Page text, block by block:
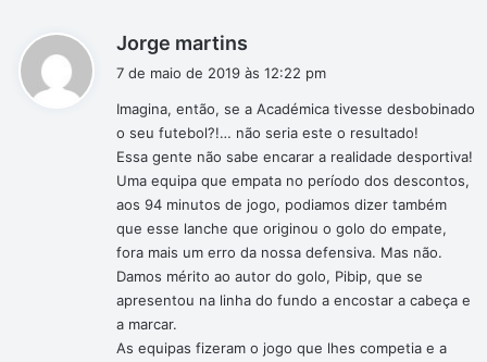
Jorge martins
i
s
e
:
7 de maio de 2019 às 12:22 pm
Imagina, então, se a Académica tivesse desbobinado
o seu futebol?!… não seria este o resultado!
Essa gente não sabe encarar a realidade desportiva!
Uma equipa que empata no período dos descontos,
aos 94 minutos de jogo, podiamos dizer também
que esse lanche que originou o golo do empate,
fora mais um erro da nossa defensiva. Mas não.
Damos mérito ao autor do golo, Pibip, que se
apresentou na linha do fundo a encostar a cabeça e
a marcar.
As equipas fizeram o jogo que lhes competia e a